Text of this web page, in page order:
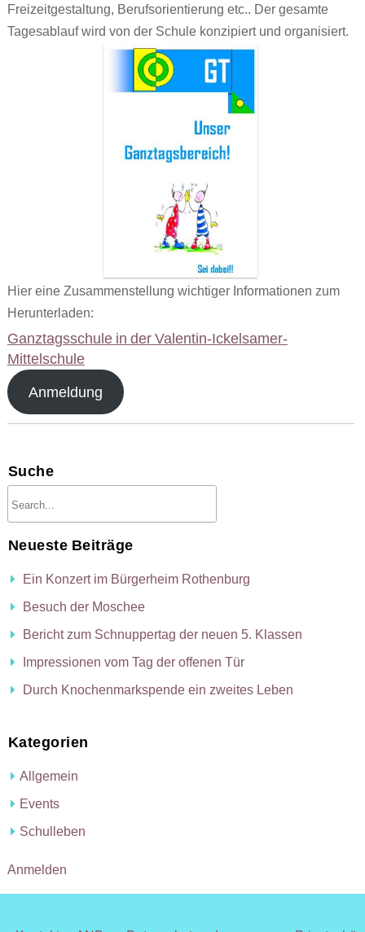
Freizeitgestaltung, Berufsorientierung etc.. Der gesamte
Tagesablauf wird von der Schule konzipiert und organisiert.
Hier eine Zusammenstellung wichtiger Informationen zum
Herunterladen:
Ganztagsschule in der Valentin-Ickelsamer-
Mittelschule
Anmeldung
Suche
Neueste Beiträge
Ein Konzert im Bürgerheim Rothenburg
Besuch der Moschee
Bericht zum Schnuppertag der neuen 5. Klassen
Impressionen vom Tag der offenen Tür
Durch Knochenmarkspende ein zweites Leben
Kategorien
Allgemein
Events
Schulleben
Anmelden